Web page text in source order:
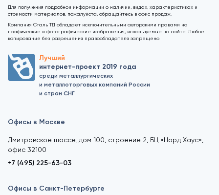
Для получения подробной информации о наличии, видах, характеристиках и
стоимости материалов, пожалуйста, обращайтесь в офис продаж.
Компания Сталь ТД обладает исключительными авторскими правами на
графические и фотографические изображения, используемые на сайте. Любое
копирование без разрешения правообладателя запрещено
Лучший
интернет-проект 2019 года
среди металлургических
и металлоторговых компаний России
и стран СНГ
Офисы в Москве
Дмитровское шоссе, дом 100, строение 2, БЦ «Норд Хаус»,
офис 32100
+7 (495) 225-63-03
Офисы в Санкт-Петербурге